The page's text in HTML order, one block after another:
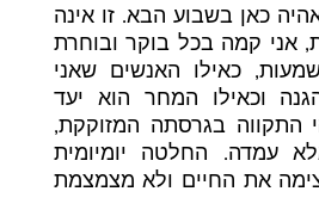
כאן בשבוע הבא. זו אינה
אני קמה בכל בוקר ובוחרת
כאילו האנשים שאני
וכאילו המחר הוא יעד
התקווה בגרסתה המזוקקת,
עמדה. החלטה יומיומית
את החיים ולא מצמצמת